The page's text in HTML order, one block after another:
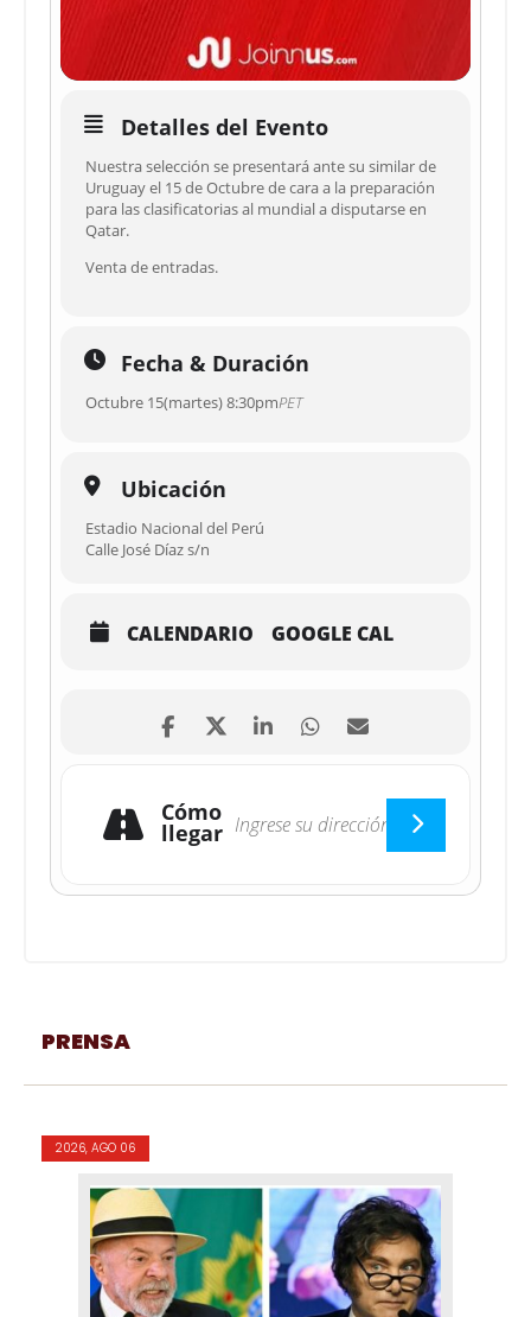
Detalles del Evento
Nuestra selección se presentará ante su similar de
Uruguay el 15 de Octubre de cara a la preparación
para las clasificatorias al mundial a disputarse en
Qatar.
Venta de entradas.
Fecha & Duración
Octubre 15(martes) 8:30pmPET
Ubicación
Estadio Nacional del Perú
Calle José Díaz s/n
CALENDARIO GOOGLE CAL
Cómo
llegar
PRENSA
2026, AGO 06